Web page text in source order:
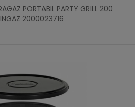
PORTABIL PARTY GRILL 200
2000023716